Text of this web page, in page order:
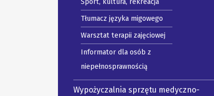
Sport, kultura, rekreacja
Tłumacz języka migowego
Warsztat terapii zajęciowej
Informator dla osób z
niepełnosprawnością
Wypożyczalnia sprzętu medyczno-